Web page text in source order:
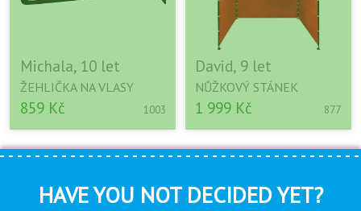
Michala, 10 let
ŽEHLIČKA NA VLASY
859 Kč 1003
David, 9 let
NŮŽKOVÝ STÁNEK
1 999 Kč 877
HAVE YOU NOT DECIDED YET?